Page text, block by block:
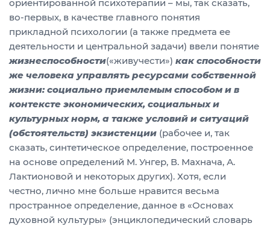
ориентированной психотерапии – мы, так сказать,
во-первых, в качестве главного понятия
прикладной психологии (а также предмета ее
деятельности и центральной задачи) ввели понятие
жизнеспособности(«живучести») как способности
же человека управлять ресурсами собственной
жизни: социально приемлемым способом и в
контексте экономических, социальных и
культурных норм, а также условий и ситуаций
(обстоятельств) экзистенции (рабочее и, так
сказать, синтетическое определение, построенное
на основе определений М. Унгер, В. Махнача, А.
Лактионовой и некоторых других). Хотя, если
честно, лично мне больше нравится весьма
пространное определение, данное в «Основах
духовной культуры» (энциклопедический словарь